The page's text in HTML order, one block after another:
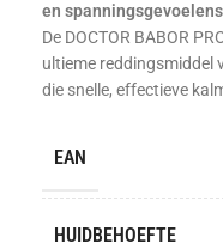
en
De DOCTOR BABOR
ultieme reddingsmiddel
die snelle, effectieve
EAN
HUIDBEHOEFTE